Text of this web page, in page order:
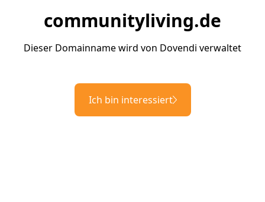
communityliving.de
Dieser Domainname wird von Dovendi verwaltet
Ich bin interessiert